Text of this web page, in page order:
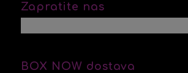
Zapratite nas
BOX NOW dostava